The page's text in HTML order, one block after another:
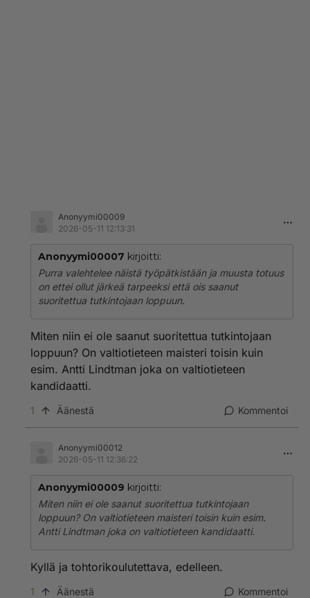
Anonyymi00009
2026-05-11 12:13:31
Anonyymi00007 kirjoitti:
Purra valehtelee näistä työpätkistään ja muusta totuus
on ettei ollut järkeä tarpeeksi että ois saanut
suoritettua tutkintojaan loppuun.
Miten niin ei ole saanut suoritettua tutkintojaan
loppuun? On valtiotieteen maisteri toisin kuin
esim. Antti Lindtman joka on valtiotieteen
kandidaatti.
1 Äänestä Kommentoi
Anonyymi00012
2026-05-11 12:36:22
Anonyymi00009 kirjoitti:
Miten niin ei ole saanut suoritettua tutkintojaan
loppuun? On valtiotieteen maisteri toisin kuin esim.
Antti Lindtman joka on valtiotieteen kandidaatti.
Kyllä ja tohtorikoulutettava, edelleen.
1 Äänestä Kommentoi